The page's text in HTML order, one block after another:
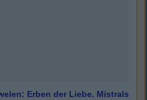
Erben der Liebe. Mistrals